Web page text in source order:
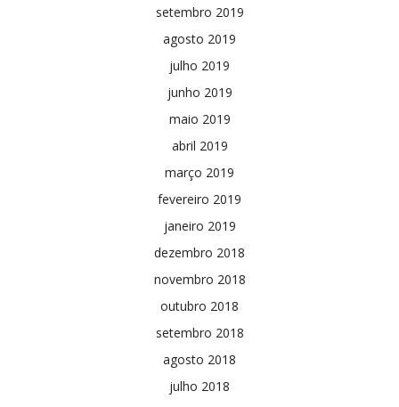
setembro 2019
agosto 2019
julho 2019
junho 2019
maio 2019
abril 2019
março 2019
fevereiro 2019
janeiro 2019
dezembro 2018
novembro 2018
outubro 2018
setembro 2018
agosto 2018
julho 2018